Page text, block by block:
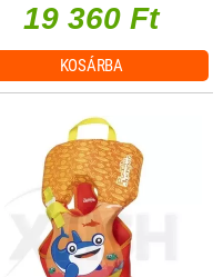
19 360 Ft
KOSÁRBA